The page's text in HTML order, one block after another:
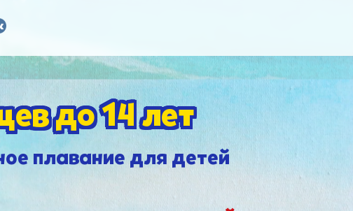
до 14 лет
плавание для детей